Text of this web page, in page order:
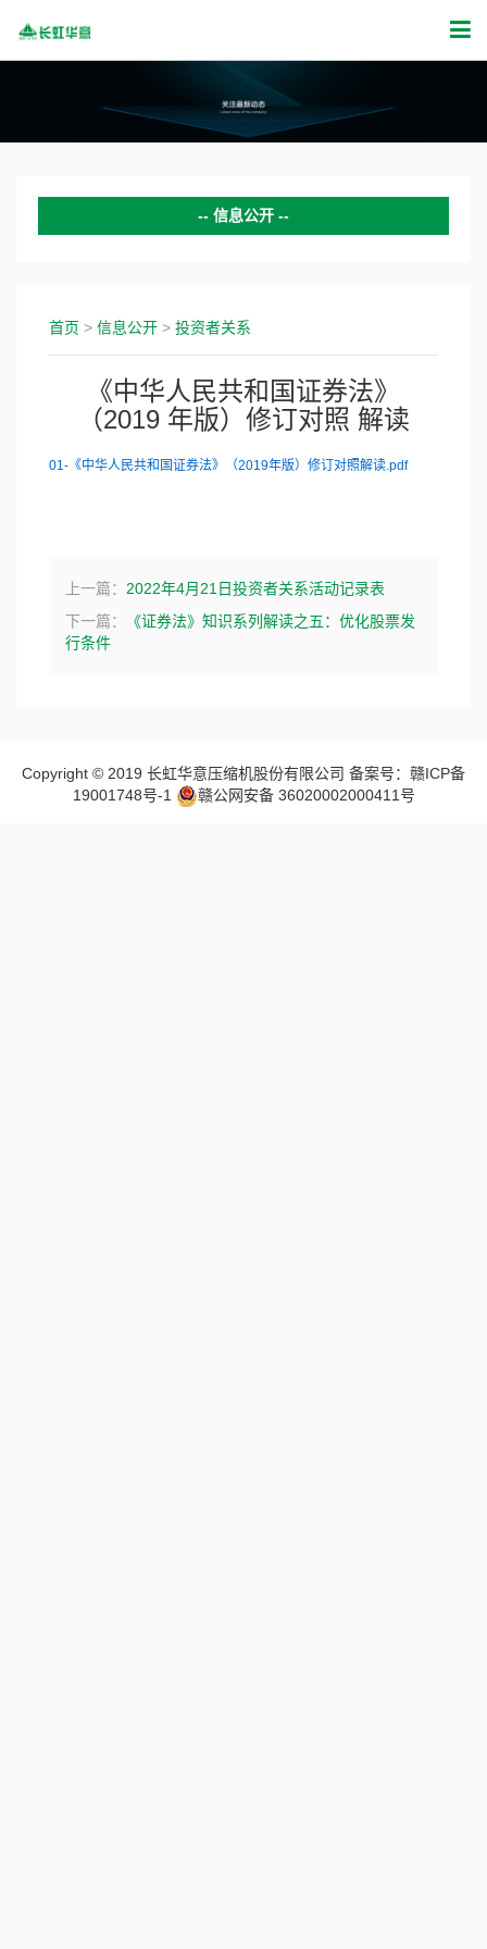
信息公开
证券公告
新闻活动
公示公告
首页 > 信息公开 > 投资者关系
《中华人民共和国证券法》
（2019 年版）修订对照 解读
01-《中华人民共和国证券法》（2019年版）修订对照解读.pdf
上一篇： 2022年4月21日投资者关系活动记录表
下一篇：
《证券法》知识系列解读之五：优化股票发
行条件
Copyright © 2019 长虹华意压缩机股份有限公司 备案号：赣ICP备
19001748号-1
赣公网安备 36020002000411号